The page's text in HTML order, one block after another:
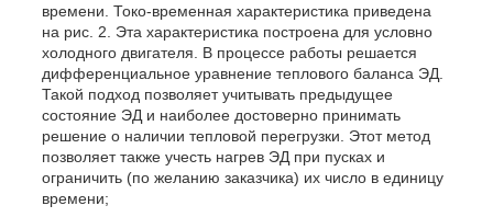
времени. Токо-временная характеристика приведена
на рис. 2. Эта характеристика построена для условно
холодного двигателя. В процессе работы решается
дифференциальное уравнение теплового баланса ЭД.
Такой подход позволяет учитывать предыдущее
состояние ЭД и наиболее достоверно принимать
решение о наличии тепловой перегрузки. Этот метод
позволяет также учесть нагрев ЭД при пусках и
ограничить (по желанию заказчика) их число в единицу
времени;